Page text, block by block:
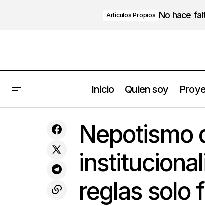
Artículos Propios No hace
Inicio Quien soy
Loretta Staples
Nepotismo
reglas solo